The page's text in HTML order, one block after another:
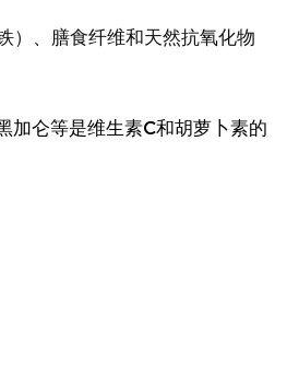
）、膳食纤维和天然抗氧化物
加仑等是维生素C和胡萝卜素的